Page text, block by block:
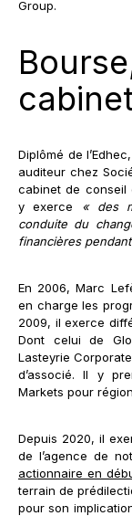
Group.
Diplômé de
auditeur chez
cabinet de conseil
y exerce « des
conduite du
financières
En 2006, Marc
en charge les
2009, il exerce
Dont celui de
Lasteyrie
d’associé. Il y
Markets pour
Depuis 2020, il
de l’agence de
actionnaire en
terrain de
pour son